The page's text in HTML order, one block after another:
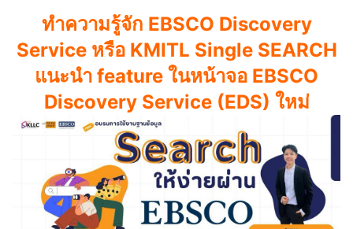
ทำความรู้จัก EBSCO Discovery
Service หรือ KMITL Single SEARCH
แนะนำ feature ในหน้าจอ EBSCO
Discovery Service (EDS) ใหม่